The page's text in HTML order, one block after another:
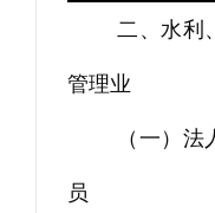
二、水利
管理业
（一）
员